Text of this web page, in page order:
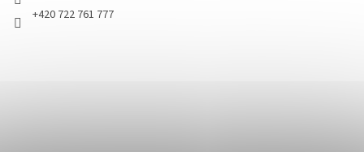
+420 722 761 777